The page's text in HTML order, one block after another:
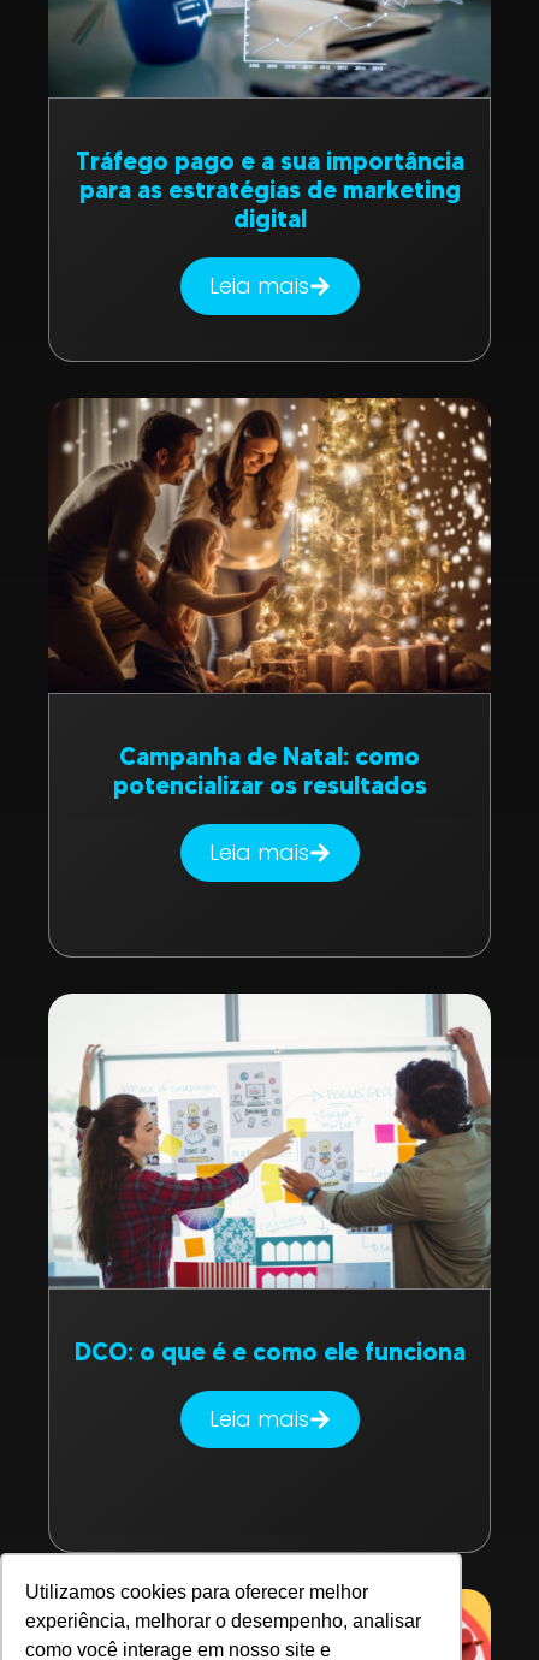
Utilizamos cookies para oferecer melhor
experiência, melhorar o desempenho, analisar
como você interage em nosso site e
Tráfego pago e a sua importância
para as estratégias de marketing
digital
Leia mais
Campanha de Natal: como
potencializar os resultados
Leia mais
DCO: o que é e como ele funciona
Leia mais